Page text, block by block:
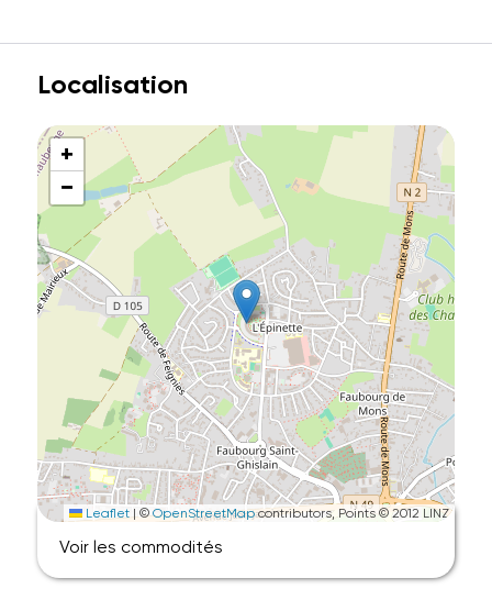
Localisation
+
−
Leaflet |©OpenStreetMapcontributors, Points © 2012 LINZ
Voir les commodités